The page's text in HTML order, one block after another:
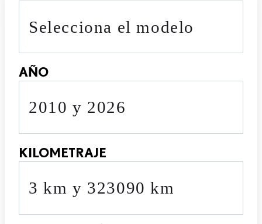
Selecciona el modelo
AÑO
2010 y 2026
KILOMETRAJE
3 km y 323090 km